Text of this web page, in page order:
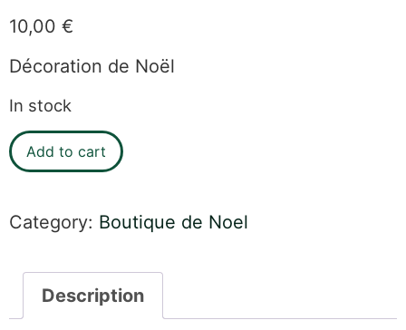
10,00 €
Décoration de Noël
In stock
Add to cart
Category: Boutique de Noel
Description